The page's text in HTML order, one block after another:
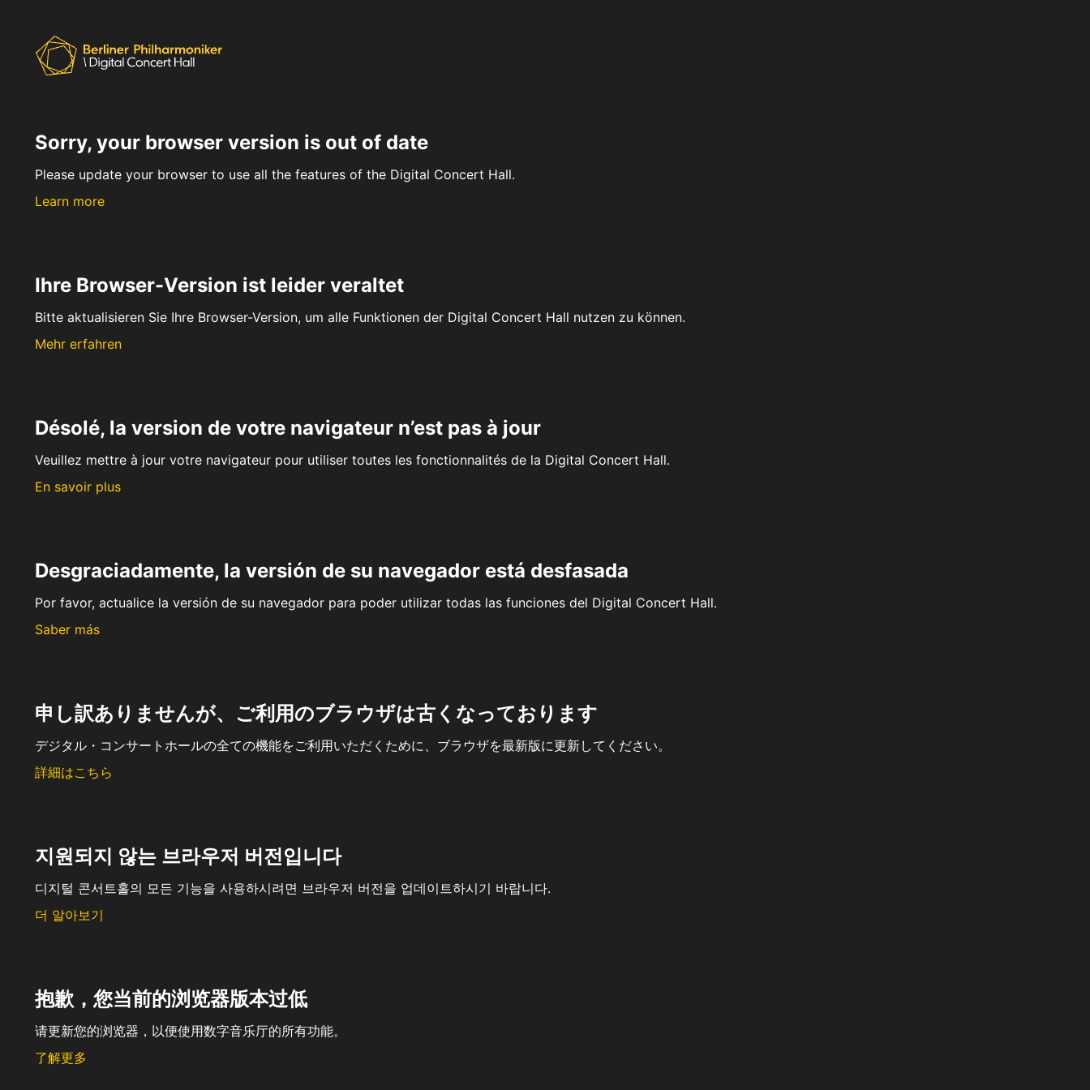
Sorry, your browser version is out of date
Please update your browser to use all the features of the Digital Concert Hall.
Learn more
Ihre Browser-Version ist leider veraltet
Bitte aktualisieren Sie Ihre Browser-Version, um alle Funktionen der Digital Concert Hall nutzen zu können.
Mehr erfahren
Désolé, la version de votre navigateur n’est pas à jour
Veuillez mettre à jour votre navigateur pour utiliser toutes les fonctionnalités de la Digital Concert Hall.
En savoir plus
Desgraciadamente, la versión de su navegador está desfasada
Por favor, actualice la versión de su navegador para poder utilizar todas las funciones del Digital Concert Hall.
Saber más
申し訳ありませんが、ご利用のブラウザは古くなっております
デジタル・コンサートホールの全ての機能をご利用いただくために、ブラウザを最新版に更新してください。
詳細はこちら
지원되지 않는 브라우저 버전입니다
디지털 콘서트홀의 모든 기능을 사용하시려면 브라우저 버전을 업데이트하시기 바랍니다.
더 알아보기
抱歉，您当前的浏览器版本过低
请更新您的浏览器，以便使用数字音乐厅的所有功能。
了解更多